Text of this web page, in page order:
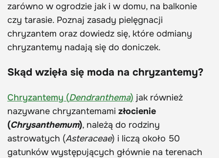
zarówno w ogrodzie jak i w domu, na balkonie
czy tarasie. Poznaj zasady pielęgnacji
chryzantem oraz dowiedz się, które odmiany
chryzantemy nadają się do doniczek.
Skąd wzięła się moda na chryzantemy?
Chryzantemy (Dendranthema) jak również
nazywane chryzantemami złocienie
(Chrysanthemum), należą do rodziny
astrowatych (Asteraceae) i liczą około 50
gatunków występujących głównie na terenach